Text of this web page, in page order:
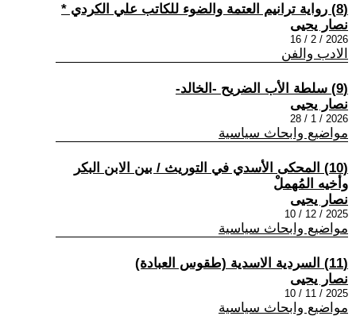
(8) رواية ترانيم العتمة والضوء للكاتب علي الكردي *
نصار يحيى
2026 / 2 / 16
الادب والفن
(9) سلطة الأب الضريح -الخالد-
نصار يحيى
2026 / 1 / 28
مواضيع وابحاث سياسية
(10) المحكى الأسدي في التوريث / بين الابن البكر
وأخيه المُهملْ
نصار يحيى
2025 / 12 / 10
مواضيع وابحاث سياسية
(11) السردية الاسدية (طقوس العبادة)
نصار يحيى
2025 / 11 / 10
مواضيع وابحاث سياسية